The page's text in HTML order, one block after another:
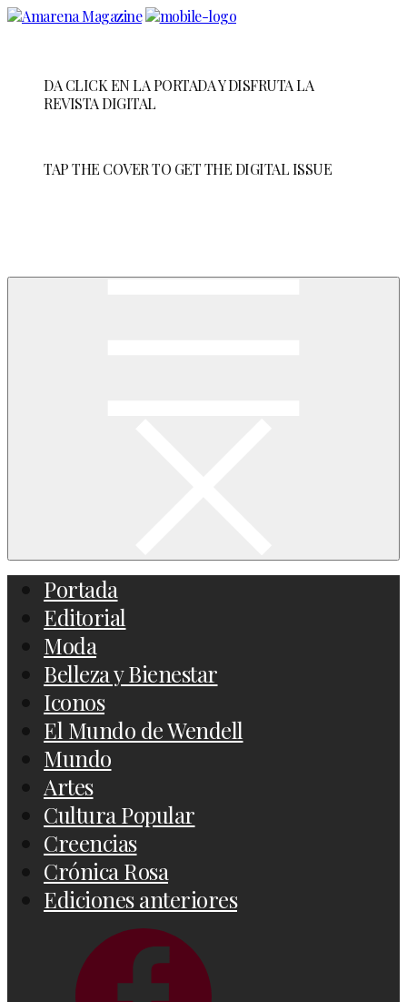
Skip
DA CLICK EN LA PORTADA Y DISFRUTA LA
REVISTA DIGITAL
TAP THE COVER TO GET THE DIGITAL ISSUE
Portada
Editorial
Moda
Belleza y Bienestar
Iconos
El Mundo de Wendell
Mundo
Artes
Cultura Popular
Creencias
Crónica Rosa
Ediciones anteriores